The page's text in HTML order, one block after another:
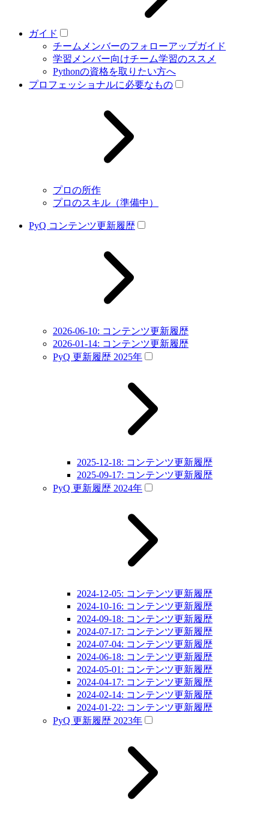
ガイド
チームメンバーのフォローアップガイド
学習メンバー向けチーム学習のススメ
Pythonの資格を取りたい方へ
プロフェッショナルに必要なもの
プロの所作
プロのスキル（準備中）
PyQ コンテンツ更新履歴
2026-06-10: コンテンツ更新履歴
2026-01-14: コンテンツ更新履歴
PyQ 更新履歴 2025年
2025-12-18: コンテンツ更新履歴
2025-09-17: コンテンツ更新履歴
PyQ 更新履歴 2024年
2024-12-05: コンテンツ更新履歴
2024-10-16: コンテンツ更新履歴
2024-09-18: コンテンツ更新履歴
2024-07-17: コンテンツ更新履歴
2024-07-04: コンテンツ更新履歴
2024-06-18: コンテンツ更新履歴
2024-05-01: コンテンツ更新履歴
2024-04-17: コンテンツ更新履歴
2024-02-14: コンテンツ更新履歴
2024-01-22: コンテンツ更新履歴
PyQ 更新履歴 2023年